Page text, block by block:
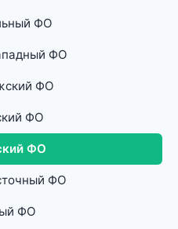
ФО
ФО
ФО
ФО
ФО
ФО
ФО